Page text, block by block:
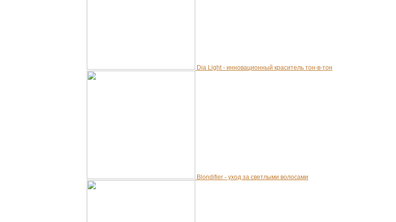
Dia Light - инновационный краситель тон-в-тон
Blondifier - уход за светлыми волосами